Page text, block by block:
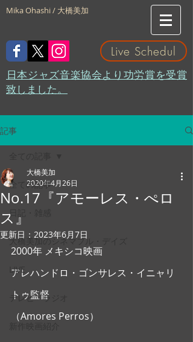
Mika Ohashi / 大橋美加
Live Schedul
​日本ジャズ音楽協会より功労賞を受賞
致しました。
記事
全ての記事
日記・雑感
大橋美加のシネマフル・デイズ
LIVE
テレビ・ラジオ
No.17『アモーレス・ぺロ
ス』
大橋美加
2020年4月26日
更新日： 2023年6月7日
2000年 メキシコ映画
アレハンドロ・ゴンサレス・イニャリ
トゥ監督
（Amores Perros）